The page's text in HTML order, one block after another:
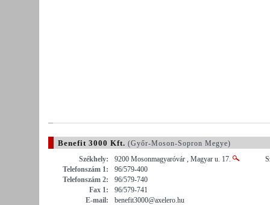
Benefit 3000 Kft. (Győr-Moson-Sopron Megye)
Székhely:
9200 Mosonmagyaróvár , Magyar u. 17.
Telefonszám 1:
96/579-400
Telefonszám 2:
96/579-740
Fax 1:
96/579-741
E-mail:
benefit3000@axelero.hu